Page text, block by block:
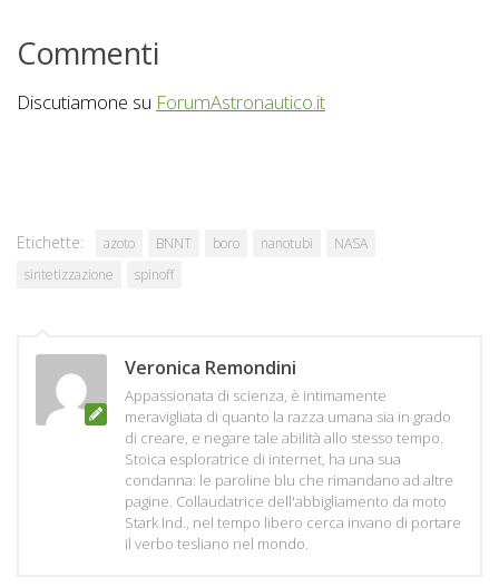
Commenti
Discutiamone su ForumAstronautico.it
Etichette: azoto BNNT boro nanotubi
NASA
sintetizzazione
spinoff
Veronica Remondini
Appassionata di scienza, è intimamente
meravigliata di quanto la razza umana sia in grado
di creare, e negare tale abilità allo stesso tempo.
Stoica esploratrice di internet, ha una sua
condanna: le paroline blu che rimandano ad altre
pagine. Collaudatrice dell'abbigliamento da moto
Stark Ind., nel tempo libero cerca invano di portare
il verbo tesliano nel mondo.